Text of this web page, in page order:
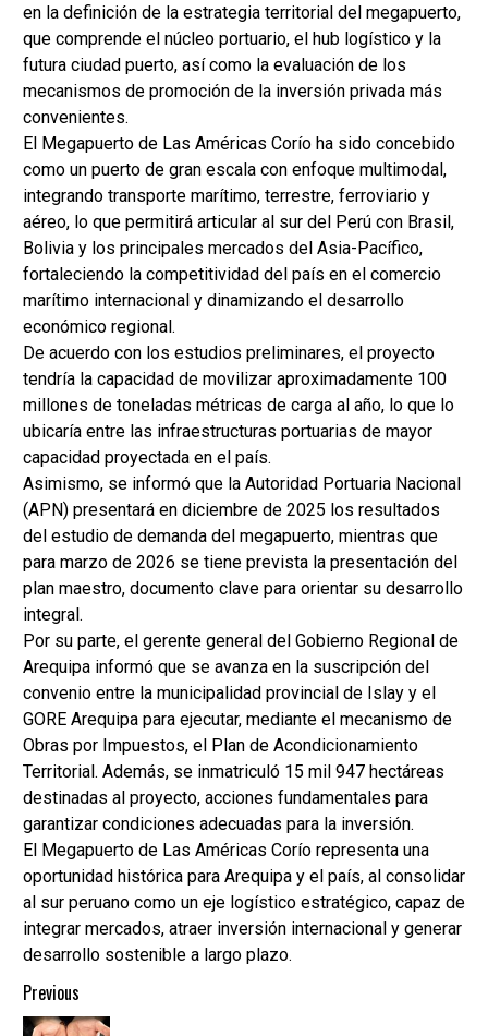
en la definición de la estrategia territorial del megapuerto,
que comprende el núcleo portuario, el hub logístico y la
futura ciudad puerto, así como la evaluación de los
mecanismos de promoción de la inversión privada más
convenientes.
El Megapuerto de Las Américas Corío ha sido concebido
como un puerto de gran escala con enfoque multimodal,
integrando transporte marítimo, terrestre, ferroviario y
aéreo, lo que permitirá articular al sur del Perú con Brasil,
Bolivia y los principales mercados del Asia-Pacífico,
fortaleciendo la competitividad del país en el comercio
marítimo internacional y dinamizando el desarrollo
económico regional.
De acuerdo con los estudios preliminares, el proyecto
tendría la capacidad de movilizar aproximadamente 100
millones de toneladas métricas de carga al año, lo que lo
ubicaría entre las infraestructuras portuarias de mayor
capacidad proyectada en el país.
Asimismo, se informó que la Autoridad Portuaria Nacional
(APN) presentará en diciembre de 2025 los resultados
del estudio de demanda del megapuerto, mientras que
para marzo de 2026 se tiene prevista la presentación del
plan maestro, documento clave para orientar su desarrollo
integral.
Por su parte, el gerente general del Gobierno Regional de
Arequipa informó que se avanza en la suscripción del
convenio entre la municipalidad provincial de Islay y el
GORE Arequipa para ejecutar, mediante el mecanismo de
Obras por Impuestos, el Plan de Acondicionamiento
Territorial. Además, se inmatriculó 15 mil 947 hectáreas
destinadas al proyecto, acciones fundamentales para
garantizar condiciones adecuadas para la inversión.
El Megapuerto de Las Américas Corío representa una
oportunidad histórica para Arequipa y el país, al consolidar
al sur peruano como un eje logístico estratégico, capaz de
integrar mercados, atraer inversión internacional y generar
desarrollo sostenible a largo plazo.
Continue
Previous